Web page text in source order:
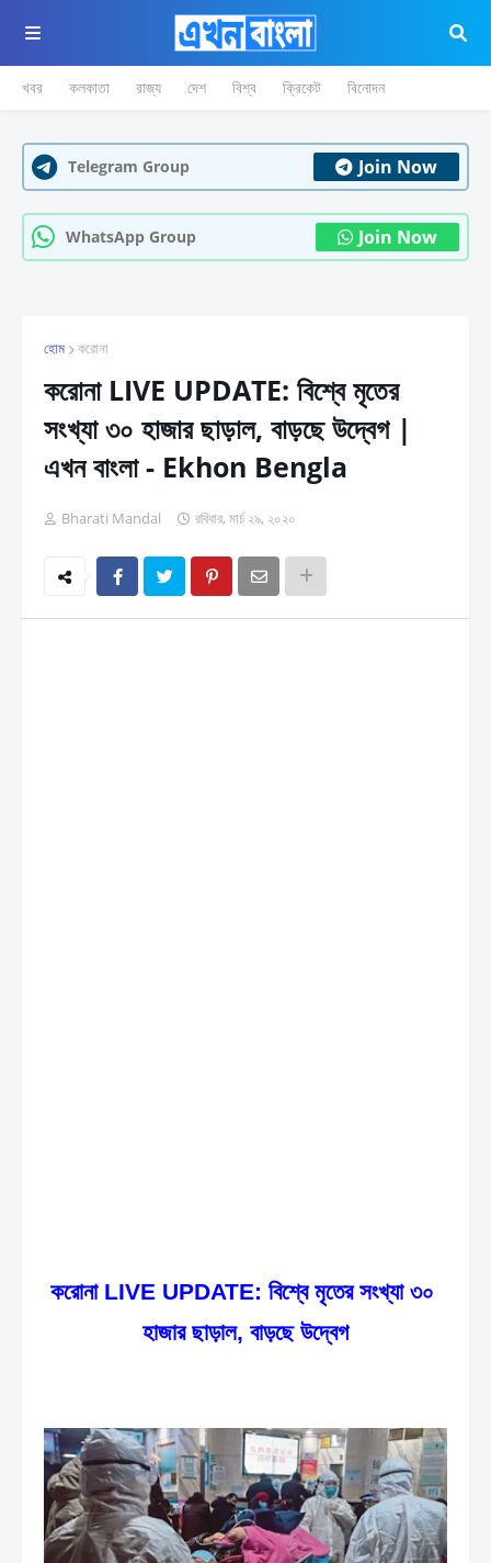
খবর কলকাতা রাজ্য দেশ বিশ্ব ক্রিকেট বিনোদন
Telegram Group Join Now
WhatsApp Group Join Now
হোম করোনা
করোনা LIVE UPDATE: বিশ্বে মৃতের
সংখ্যা ৩০ হাজার ছাড়াল, বাড়ছে উদ্বেগ |
এখন বাংলা - Ekhon Bengla
Bharati Mandal রবিবার, মার্চ ২৯, ২০২০
করোনা LIVE UPDATE: বিশ্বে মৃতের সংখ্যা ৩০
হাজার ছাড়াল, বাড়ছে উদ্বেগ